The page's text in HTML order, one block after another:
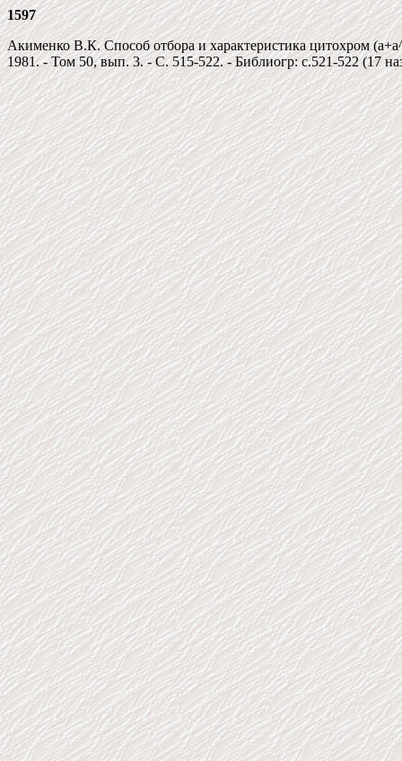
1597
Акименко В.К. Способ отбора и характеристика цитохром
1981. - Том 50, вып. 3. - С. 515-522. - Библиогр: c.521-522 (17